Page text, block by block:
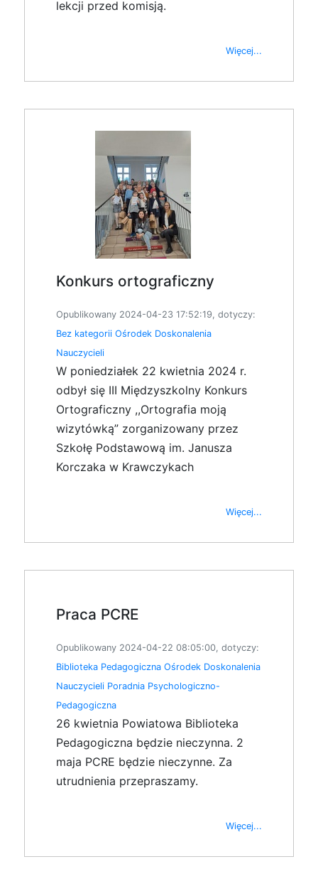
lekcji przed komisją.
Więcej...
Konkurs ortograficzny
Opublikowany 2024-04-23 17:52:19, dotyczy:
Bez kategorii Ośrodek Doskonalenia
Nauczycieli
W poniedziałek 22 kwietnia 2024 r.
odbył się III Międzyszkolny Konkurs
Ortograficzny ,,Ortografia moją
wizytówką” zorganizowany przez
Szkołę Podstawową im. Janusza
Korczaka w Krawczykach
Więcej...
Praca PCRE
Opublikowany 2024-04-22 08:05:00, dotyczy:
Biblioteka Pedagogiczna Ośrodek Doskonalenia
Nauczycieli Poradnia Psychologiczno-
Pedagogiczna
26 kwietnia Powiatowa Biblioteka
Pedagogiczna będzie nieczynna. 2
maja PCRE będzie nieczynne. Za
utrudnienia przepraszamy.
Więcej...